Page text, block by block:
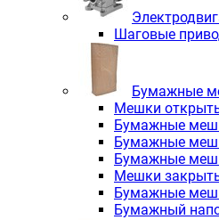
Шаговые
Бумажные
Мешки
Бумажные
Бумажные
Бумажные
Мешки
Бумажные
Бумажный